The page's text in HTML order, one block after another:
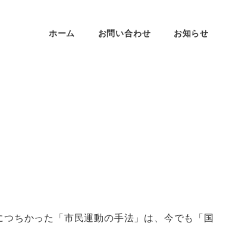
ホーム お問い合わせ お知らせ
ちかった「市民運動の手法」は、今でも「国